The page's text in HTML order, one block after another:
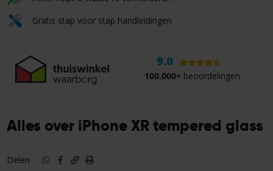
Gratis stap voor stap handleidingen
9.0
100.000+ beoordelingen
Alles over iPhone XR tempered glass
Delen